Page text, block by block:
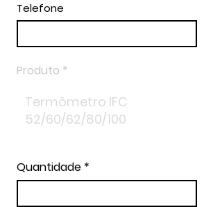
Telefone
Produto
Quantidade